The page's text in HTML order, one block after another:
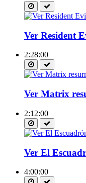
Ver Resident
2:28:00
Ver Matrix
2:12:00
Ver El
4:00:00